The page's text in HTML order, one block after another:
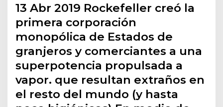
13 Abr 2019 Rockefeller creó la
primera corporación
monopólica de Estados de
granjeros y comerciantes a una
superpotencia propulsada a
vapor. que resultan extraños en
el resto del mundo (y hasta